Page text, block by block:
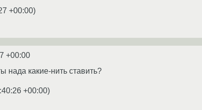
+00:00)
+00:00
какие-нить ставить?
+00:00)